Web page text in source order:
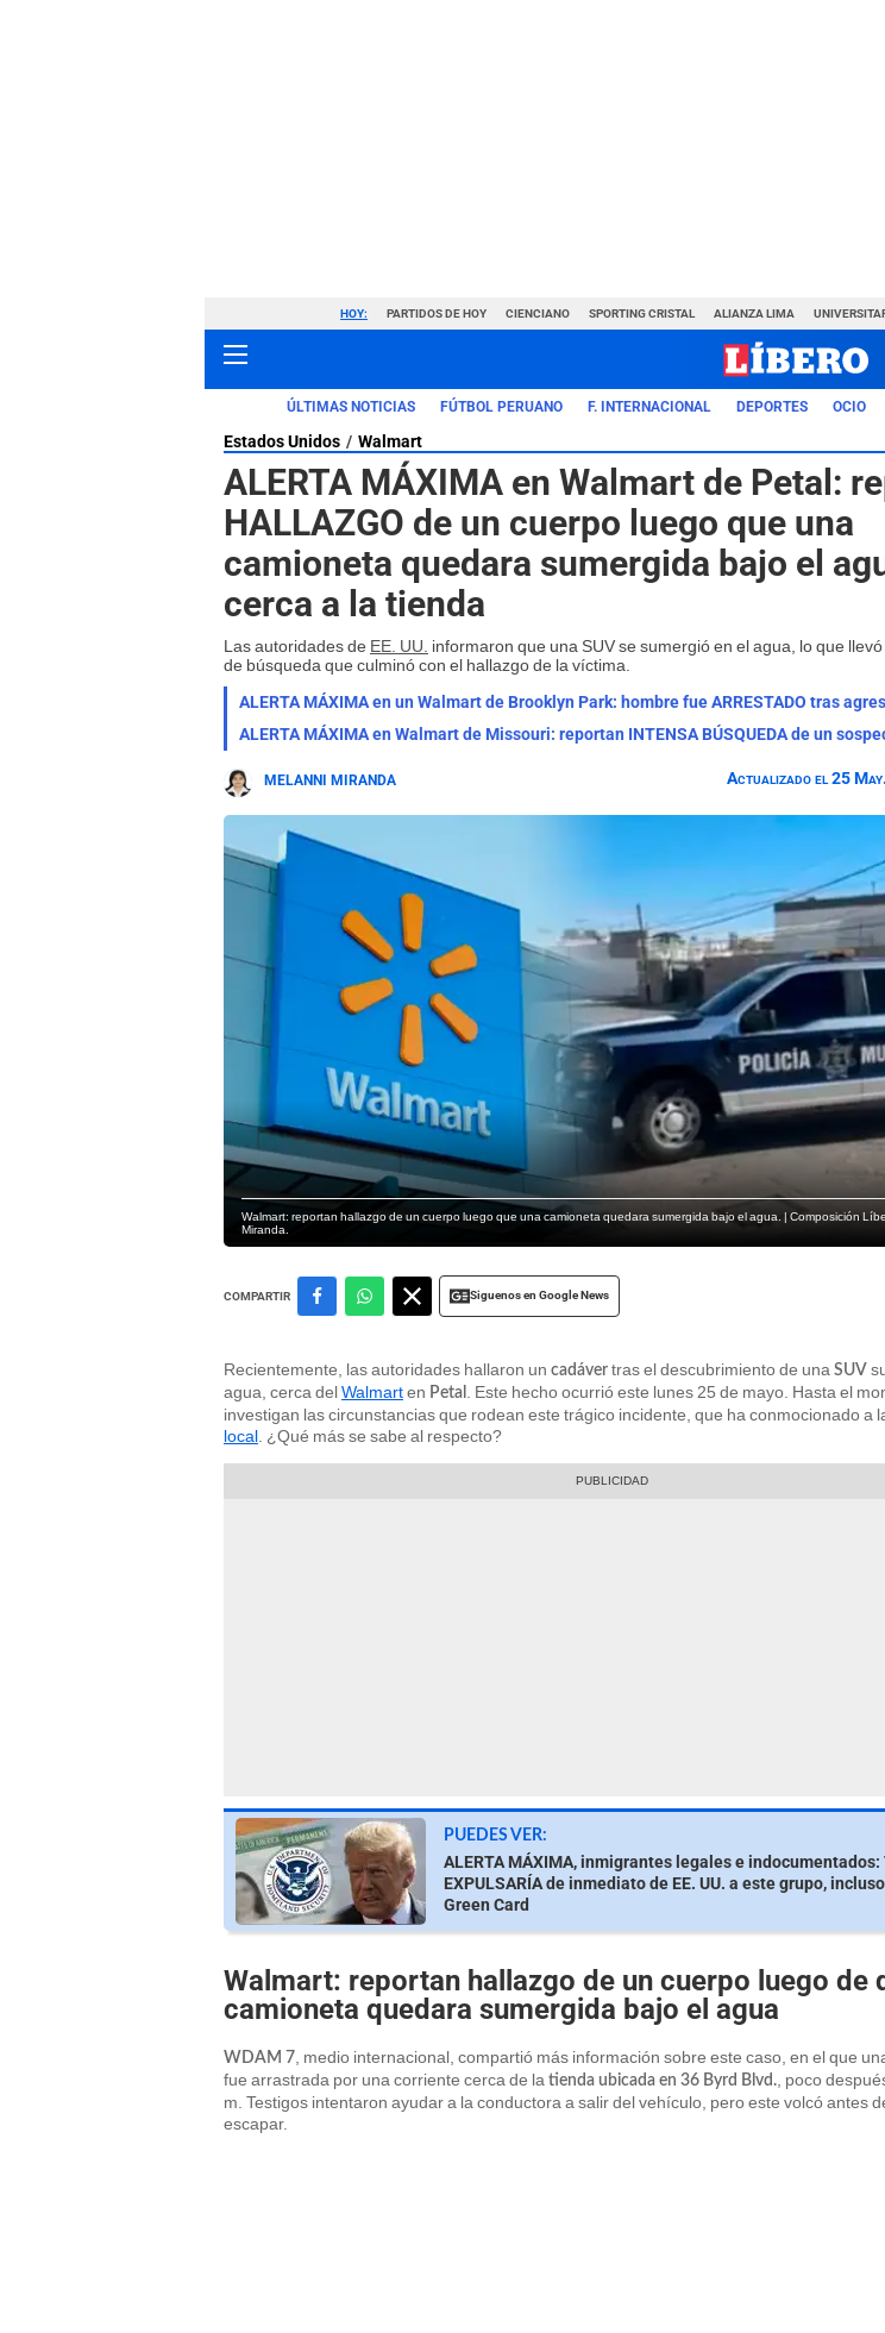
HOY: PARTIDOS DE HOY CIENCIANO SPORTING CRISTAL ALIANZA LIMA
ÚLTIMAS NOTICIAS FÚTBOL PERUANO F. INTERNACIONAL DEPORTES OCIO
Estados Unidos Walmart
ALERTA MÁXIMA en Walmart de Petal:
HALLAZGO de un cuerpo luego que una
camioneta quedara sumergida bajo el
cerca a la tienda
Las autoridades de EE. UU. informaron que una SUV se sumergió en el agua, lo que
de búsqueda que culminó con el hallazgo de la víctima.
MELANNI MIRANDA Actualizado el 25
Walmart: reportan hallazgo de un cuerpo luego que una camioneta quedara sumergida bajo el agua. | Composición
Miranda.
COMPARTIR Siguenos en Google News
Recientemente, las autoridades hallaron un cadáver tras el descubrimiento de una SUV
agua, cerca delWalmarten Petal
. Este hecho ocurrió este lunes 25 de mayo. Hasta el
investigan las circunstancias que rodean este trágico incidente, que ha conmocionado a
local . ¿Qué más se sabe al respecto?
PUEDES VER:
ALERTA MÁXIMA, inmigrantes legales e indocumentados:
EXPULSARÍA de inmediato de EE. UU. a este grupo,
Green Card
Walmart: reportan hallazgo de un cuerpo luego de
camioneta quedara sumergida bajo el agua
WDAM 7, medio internacional, compartió más información sobre este caso, en el que
fue arrastrada por una corriente cerca de la tienda ubicada en 36 Byrd Blvd., poco
m. Testigos intentaron ayudar a la conductora a salir del vehículo, pero este volcó antes
escapar.